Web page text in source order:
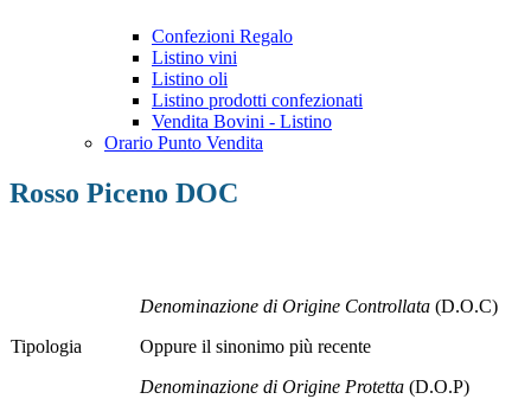
Confezioni Regalo
Listino vini
Listino oli
Listino prodotti confezionati
Vendita Bovini - Listino
Orario Punto Vendita
Rosso Piceno DOC
Tipologia
Denominazione di Origine Controllata (D.O.C)
Oppure il sinonimo più recente
Denominazione di Origine Protetta (D.O.P)